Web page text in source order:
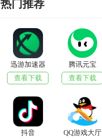
热门推荐
迅游加速器
查看下载
腾讯元宝
查看下载
抖音
QQ游戏大厅